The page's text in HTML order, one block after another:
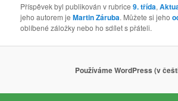
Příspěvek byl publikován v rubrice9. třída,
jeho autorem jeMartin Záruba. Můžete si jeho
oblíbené záložky nebo ho sdílet s přáteli.
Používáme WordPress (v